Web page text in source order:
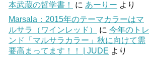
本武蔵の哲学書！
に あーりー より
Marsala：2015年のテーマカラーはマ
ルサラ（ワインレッド）
に 今年のトレ
ンド「マルサラカラー」秋に向けて需
要高まってます！！ | JUDE より